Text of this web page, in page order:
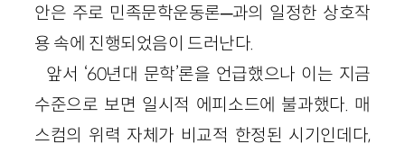
안은 주로 민족문학운동론─과의 일정한 상호작
용 속에 진행되었음이 드러난다.
앞서 ‘60년대 문학’론을 언급했으나 이는 지금
수준으로 보면 일시적 에피소드에 불과했다. 매
스컴의 위력 자체가 비교적 한정된 시기인데다,